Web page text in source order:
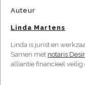
Auteur
Linda Martens
Linda is jurist en
Samen met notaris
alliantie financieel veilig